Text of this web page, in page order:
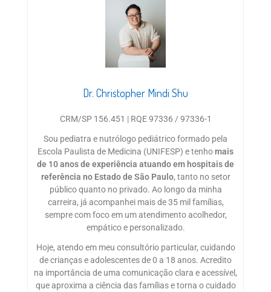
Dr. Christopher Mindi Shu
CRM/SP 156.451 | RQE 97336 / 97336-1
Sou pediatra e nutrólogo pediátrico formado pela
Escola Paulista de Medicina (UNIFESP) e tenhomais
de 10 anos de experiência atuando em hospitais de
referência no Estado de São Paulo, tanto no setor
público quanto no privado. Ao longo da minha
carreira, já acompanhei mais de 35 mil famílias,
sempre com foco em um atendimento acolhedor,
empático e personalizado.
Hoje, atendo em meu consultório particular, cuidando
de crianças e adolescentes de 0 a 18 anos. Acredito
na importância de uma comunicação clara e acessível,
que aproxima a ciência das famílias e torna o cuidado